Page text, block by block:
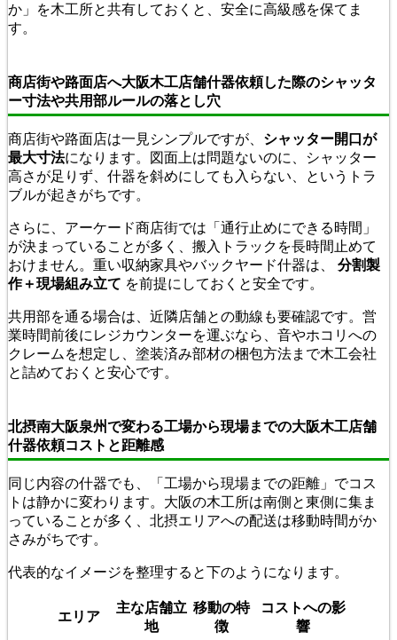
か」を木工所と共有しておくと、安全に高級感を保てま
す。
商店街や路面店へ大阪木工店舗什器依頼した際のシャッタ
ー寸法や共用部ルールの落とし穴
商店街や路面店は一見シンプルですが、 シャッター開口が
最大寸法になります。図面上は問題ないのに、シャッター
高さが足りず、什器を斜めにしても入らない、というトラ
ブルが起きがちです。
さらに、アーケード商店街では「通行止めにできる時間」
が決まっていることが多く、搬入トラックを長時間止めて
おけません。重い収納家具やバックヤード什器は、 分割製
作＋現場組み立て を前提にしておくと安全です。
共用部を通る場合は、近隣店舗との動線も要確認です。営
業時間前後にレジカウンターを運ぶなら、音やホコリへの
クレームを想定し、塗装済み部材の梱包方法まで木工会社
と詰めておくと安心です。
北摂南大阪泉州で変わる工場から現場までの大阪木工店舗
什器依頼コストと距離感
同じ内容の什器でも、「工場から現場までの距離」でコス
トは静かに変わります。大阪の木工所は南側と東側に集ま
っていることが多く、北摂エリアへの配送は移動時間がか
さみがちです。
代表的なイメージを整理すると下のようになります。
エリア
主な店舗立
地
移動の特
徴
コストへの影
響